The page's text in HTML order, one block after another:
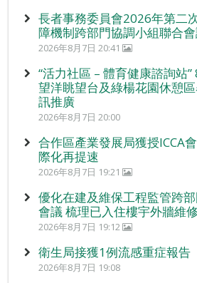
長者事務委員會2026年第二
障機制跨部門協調小組聯合
2026年8月7日 20:41
“活力社區 – 體育健康諮詢站
望洋眺望台及綠楊花園休憩
訊推廣
2026年8月7日 20:00
合作區產業發展局獲授ICCA
際化再提速
2026年8月7日 19:21
優化在建及維保工程監管跨
會議 梳理已入住樓宇外牆維
2026年8月7日 19:12
衛生局接獲1例流感重症報告
2026年8月7日 19:08